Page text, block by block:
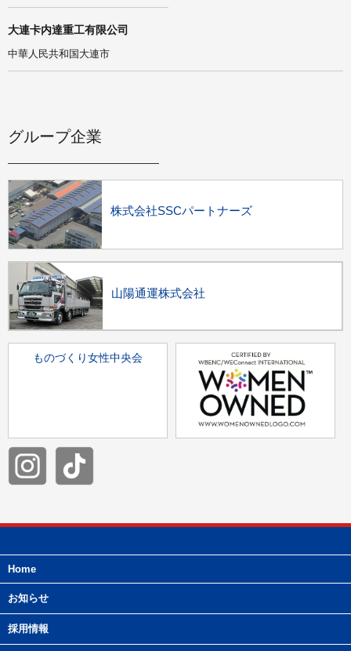
大連卡内達重工有限公司
中華人民共和国大連市
グループ企業
株式会社SSCパートナーズ
山陽通運株式会社
ものづくり女性中央会
Home
お知らせ
採用情報